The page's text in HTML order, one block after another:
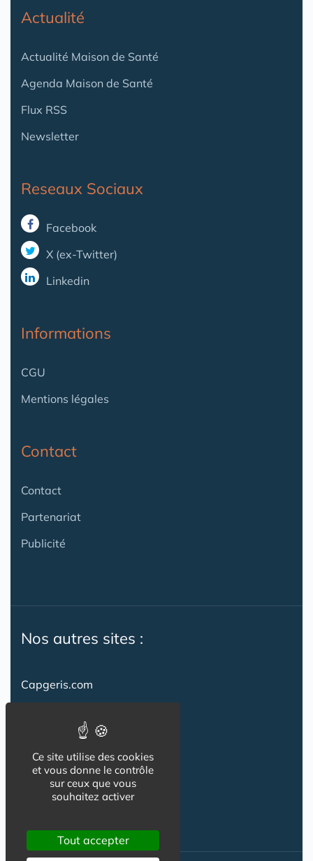
Actualité
Actualité Maison de Santé
Agenda Maison de Santé
Flux RSS
Newsletter
Reseaux Sociaux
Facebook
X (ex-Twitter)
Linkedin
Informations
CGU
Mentions légales
Contact
Contact
Partenariat
Publicité
Nos autres sites :
Capgeris.com
Emploi-formation-sante.com
Seniorissimmo.com
Creche-et-naissance.com
Ce site utilise des cookies
et vous donne le contrôle
sur ceux que vous
souhaitez activer
Tout accepter